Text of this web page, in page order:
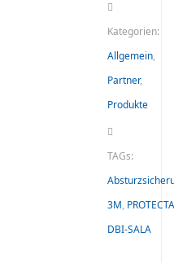
Kategorien:
Allgemein,
Partner,
Produkte
TAGs:
3M, PROTECTA
DBI-SALA